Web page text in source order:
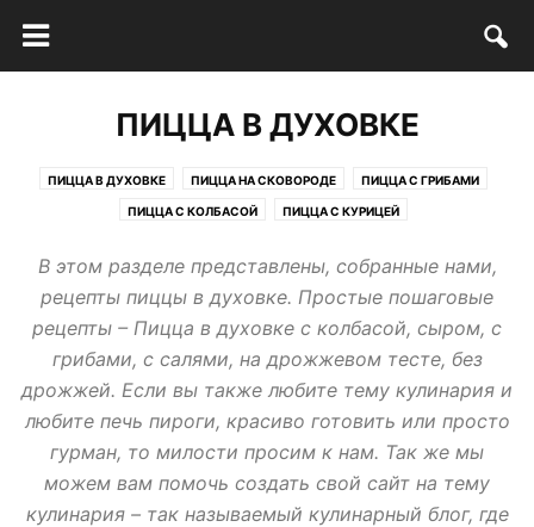
ПИЦЦА В ДУХОВКЕ
ПИЦЦА В ДУХОВКЕ ПИЦЦА НА СКОВОРОДЕ ПИЦЦА С ГРИБАМИ
ПИЦЦА С КОЛБАСОЙ ПИЦЦА С КУРИЦЕЙ
В этом разделе представлены, собранные нами,
рецепты пиццы в духовке. Простые пошаговые
рецепты – Пицца в духовке с колбасой, сыром, с
грибами, с салями, на дрожжевом тесте, без
дрожжей. Если вы также любите тему кулинария и
любите печь пироги, красиво готовить или просто
гурман, то милости просим к нам. Так же мы
можем вам помочь создать свой сайт на тему
кулинария – так называемый кулинарный блог, где